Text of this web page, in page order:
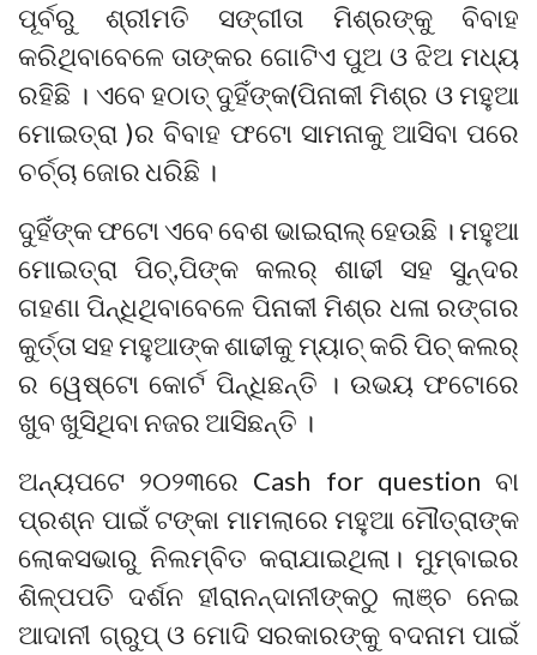
ପୂର୍ବରୁ ଶ୍ରୀମତି ସଙ୍ଗୀତା ମିଶ୍ରଙ୍କୁ ବିବାହ
କରିଥିବାବେଳେ ତାଙ୍କର ଗୋଟିଏ ପୁଅ ଓ ଝିଅ ମଧ୍ୟ
ରହିଛି । ଏବେ ହଠାତ୍ ଦୁହିଁଙ୍କ(ପିନାକୀ ମିଶ୍ର ଓ ମହୁଆ
ମୋଇତ୍ରା )ର ବିବାହ ଫଟୋ ସାମନାକୁ ଆସିବା ପରେ
ଚର୍ଚ୍ଚା ଜୋର ଧରିଛି ।
ଦୁହିଁଙ୍କ ଫଟୋ ଏବେ ବେଶ ଭାଇରାଲ୍ ହେଉଛି । ମହୁଆ
ମୋଇତ୍ରା ପିଚ୍,ପିଙ୍କ କଲର୍ ଶାଢୀ ସହ ସୁନ୍ଦର
ଗହଣା ପିନ୍ଧିଥିବାବେଳେ ପିନାକୀ ମିଶ୍ର ଧଳା ରଙ୍ଗର
କୁର୍ତ୍ତା ସହ ମହୁଆଙ୍କ ଶାଢୀକୁ ମ୍ୟାଚ୍ କରି ପିଚ୍ କଲର୍
ର ୱେଷ୍ଟୋ କୋର୍ଟ ପିନ୍ଧିଛନ୍ତି । ଉଭୟ ଫଟୋରେ
ଖୁବ ଖୁସିଥିବା ନଜର ଆସିଛନ୍ତି ।
ଅନ୍ୟପଟେ ୨୦୨୩ରେ Cash for question ବା
ପ୍ରଶ୍ନ ପାଇଁ ଟଙ୍କା ମାମଲାରେ ମହୁଆ ମୌତ୍ରାଙ୍କ
ଲୋକସଭାରୁ ନିଲମ୍ବିତ କରାଯାଇଥିଲା। ମୁମ୍ବାଇର
ଶିଳ୍ପପତି ଦର୍ଶନ ହୀରାନନ୍ଦାନୀଙ୍କଠୁ ଲାଞ୍ଚ ନେଇ
ଆଦାନୀ ଗ୍ରୁପ୍ ଓ ମୋଦି ସରକାରଙ୍କୁ ବଦନାମ ପାଇଁ